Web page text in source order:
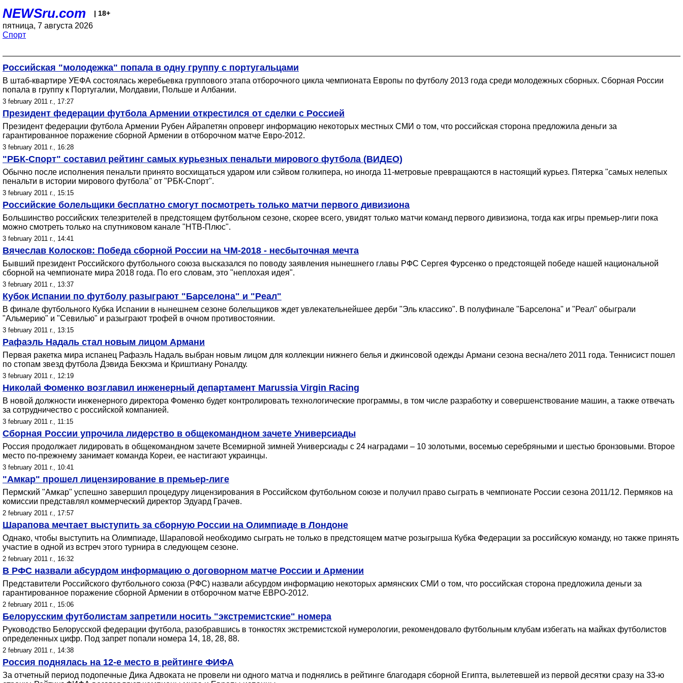
NEWSru.com | 18+
пятница, 7 августа 2026
Спорт
Российская "молодежка" попала в одну группу с португальцами
В штаб-квартире УЕФА состоялась жеребьевка группового этапа отборочного цикла чемпионата Европы по футболу 2013 года среди молодежных сборных. Сборная России
попала в группу к Португалии, Молдавии, Польше и Албании.
3 february 2011 г., 17:27
Президент федерации футбола Армении открестился от сделки с Россией
Президент федерации футбола Армении Рубен Айрапетян опроверг информацию некоторых местных СМИ о том, что российская сторона предложила деньги за
гарантированное поражение сборной Армении в отборочном матче Евро-2012.
3 february 2011 г., 16:28
"РБК-Спорт" составил рейтинг самых курьезных пенальти мирового футбола (ВИДЕО)
Обычно после исполнения пенальти принято восхищаться ударом или сэйвом голкипера, но иногда 11-метровые превращаются в настоящий курьез. Пятерка "самых нелепых
пенальти в истории мирового футбола" от "РБК-Спорт".
3 february 2011 г., 15:15
Российские болельщики бесплатно смогут посмотреть только матчи первого дивизиона
Большинство российских телезрителей в предстоящем футбольном сезоне, скорее всего, увидят только матчи команд первого дивизиона, тогда как игры премьер-лиги пока
можно смотреть только на спутниковом канале "НТВ-Плюс".
3 february 2011 г., 14:41
Вячеслав Колосков: Победа сборной России на ЧМ-2018 - несбыточная мечта
Бывший президент Российского футбольного союза высказался по поводу заявления нынешнего главы РФС Сергея Фурсенко о предстоящей победе нашей национальной
сборной на чемпионате мира 2018 года. По его словам, это "неплохая идея".
3 february 2011 г., 13:37
Кубок Испании по футболу разыграют "Барселона" и "Реал"
В финале футбольного Кубка Испании в нынешнем сезоне болельщиков ждет увлекательнейшее дерби "Эль классико". В полуфинале "Барселона" и "Реал" обыграли
"Альмерию" и "Севилью" и разыграют трофей в очном противостоянии.
3 february 2011 г., 13:15
Рафаэль Надаль стал новым лицом Армани
Первая ракетка мира испанец Рафаэль Надаль выбран новым лицом для коллекции нижнего белья и джинсовой одежды Армани сезона весна/лето 2011 года. Теннисист пошел
по стопам звезд футбола Дэвида Бекхэма и Криштиану Роналду.
3 february 2011 г., 12:19
Николай Фоменко возглавил инженерный департамент Marussia Virgin Racing
В новой должности инженерного директора Фоменко будет контролировать технологические программы, в том числе разработку и совершенствование машин, а также отвечать
за сотрудничество с российской компанией.
3 february 2011 г., 11:15
Сборная России упрочила лидерство в общекомандном зачете Универсиады
Россия продолжает лидировать в общекомандном зачете Всемирной зимней Универсиады с 24 наградами – 10 золотыми, восемью серебряными и шестью бронзовыми. Второе
место по-прежнему занимает команда Кореи, ее настигают украинцы.
3 february 2011 г., 10:41
"Амкар" прошел лицензирование в премьер-лиге
Пермский "Амкар" успешно завершил процедуру лицензирования в Российском футбольном союзе и получил право сыграть в чемпионате России сезона 2011/12. Пермяков на
комиссии представлял коммерческий директор Эдуард Грачев.
2 february 2011 г., 17:57
Шарапова мечтает выступить за сборную России на Олимпиаде в Лондоне
Однако, чтобы выступить на Олимпиаде, Шараповой необходимо сыграть не только в предстоящем матче розыгрыша Кубка Федерации за российскую команду, но также принять
участие в одной из встреч этого турнира в следующем сезоне.
2 february 2011 г., 16:32
В РФС назвали абсурдом информацию о договорном матче России и Армении
Представители Российского футбольного союза (РФС) назвали абсурдом информацию некоторых армянских СМИ о том, что российская сторона предложила деньги за
гарантированное поражение сборной Армении в отборочном матче ЕВРО-2012.
2 february 2011 г., 15:06
Белорусским футболистам запретили носить "экстремистские" номера
Руководство Белорусской федерации футбола, разобравшись в тонкостях экстремистской нумерологии, рекомендовало футбольным клубам избегать на майках футболистов
определенных цифр. Под запрет попали номера 14, 18, 28, 88.
2 february 2011 г., 14:38
Россия поднялась на 12-е место в рейтинге ФИФА
За отчетный период подопечные Дика Адвоката не провели ни одного матча и поднялись в рейтинге благодаря сборной Египта, вылетевшей из первой десятки сразу на 33-ю